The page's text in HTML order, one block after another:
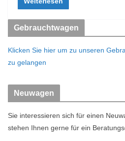
Gebrauchtwagen
Klicken Sie hier um zu unseren
zu gelangen
Neuwagen
Sie interessieren sich für einen
stehen Ihnen gerne für ein